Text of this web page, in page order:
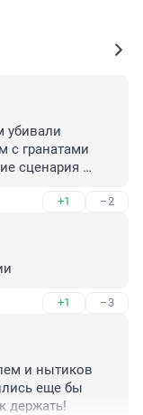
убивали
с гранатами
сценария
+1 –2
+1 –3
и нытиков
еще бы
держать!